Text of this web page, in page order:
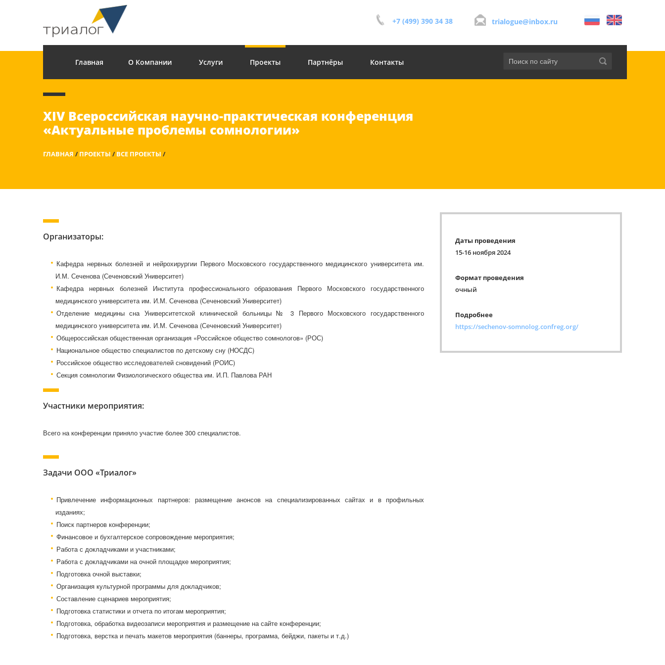
+7 (499) 390 34 38 trialogue@inbox.ru
Главная О Компании Услуги Проекты Партнёры Контакты
XIV Всероссийская научно-практическая конференция
«Актуальные проблемы сомнологии»
ГЛАВНАЯ /ПРОЕКТЫ /ВСЕ ПРОЕКТЫ /
Организаторы:
Кафедра нервных болезней и нейрохирургии Первого Московского государственного медицинского университета им.
И.М. Сеченова (Сеченовский Университет)
Кафедра нервных болезней Института профессионального образования Первого Московского государственного
медицинского университета им. И.М. Сеченова (Сеченовский Университет)
Отделение медицины сна Университетской клинической больницы № 3 Первого Московского государственного
медицинского университета им. И.М. Сеченова (Сеченовский Университет)
Общероссийская общественная организация «Российское общество сомнологов» (РОС)
Национальное общество специалистов по детскому сну (НОСДС)
Российское общество исследователей сновидений (РОИС)
Секция сомнологии Физиологического общества им. И.П. Павлова РАН
Участники мероприятия:
Всего на конференции приняло участие более 300 специалистов.
Задачи ООО «Триалог»
Привлечение информационных партнеров: размещение анонсов на специализированных сайтах и в профильных
изданиях;
Поиск партнеров конференции;
Финансовое и бухгалтерское сопровождение мероприятия;
Работа с докладчиками и участниками;
Работа с докладчиками на очной площадке мероприятия;
Подготовка очной выставки;
Организация культурной программы для докладчиков;
Составление сценариев мероприятия;
Подготовка статистики и отчета по итогам мероприятия;
Подготовка, обработка видеозаписи мероприятия и размещение на сайте конференции;
Подготовка, верстка и печать макетов мероприятия (баннеры, программа, бейджи, пакеты и т.д.)
Даты проведения
15-16 ноября 2024
Формат проведения
очный
Подробнее
https://sechenov-somnolog.confreg.org/